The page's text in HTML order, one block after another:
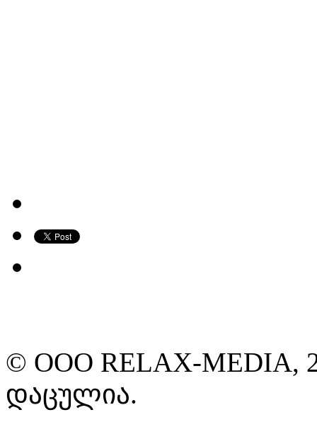
© ООО RELAX-MEDIA,
დაცულია.